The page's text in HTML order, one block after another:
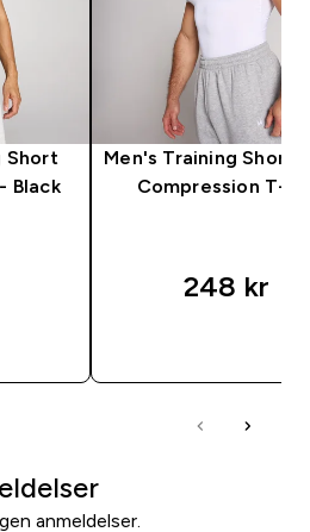
Short
Black
Men's Training Short
Compression T-
248 kr‎
anmeldelser.